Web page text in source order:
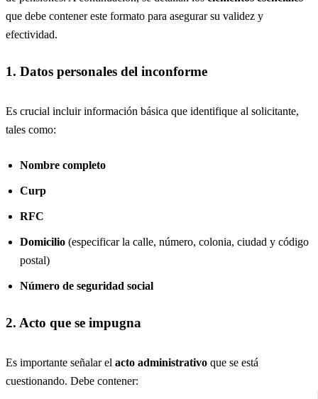
que debe contener este formato para asegurar su validez y
efectividad.
1. Datos personales del inconforme
Es crucial incluir información básica que identifique al solicitante,
tales como:
Nombre completo
Curp
RFC
Domicilio (especificar la calle, número, colonia, ciudad y código
postal)
Número de seguridad social
2. Acto que se impugna
Es importante señalar el acto administrativo que se está
cuestionando. Debe contener: